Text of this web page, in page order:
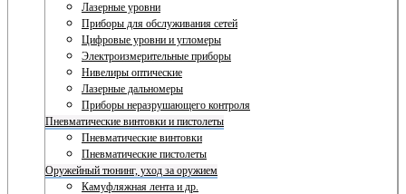
Лазерные уровни
Приборы для обслуживания сетей
Цифровые уровни и угломеры
Электроизмерительные приборы
Нивелиры оптические
Лазерные дальномеры
Приборы неразрушающего контроля
Пневматические винтовки и пистолеты
Пневматические винтовки
Пневматические пистолеты
Оружейный тюнинг, уход за оружием
Камуфляжная лента и др.